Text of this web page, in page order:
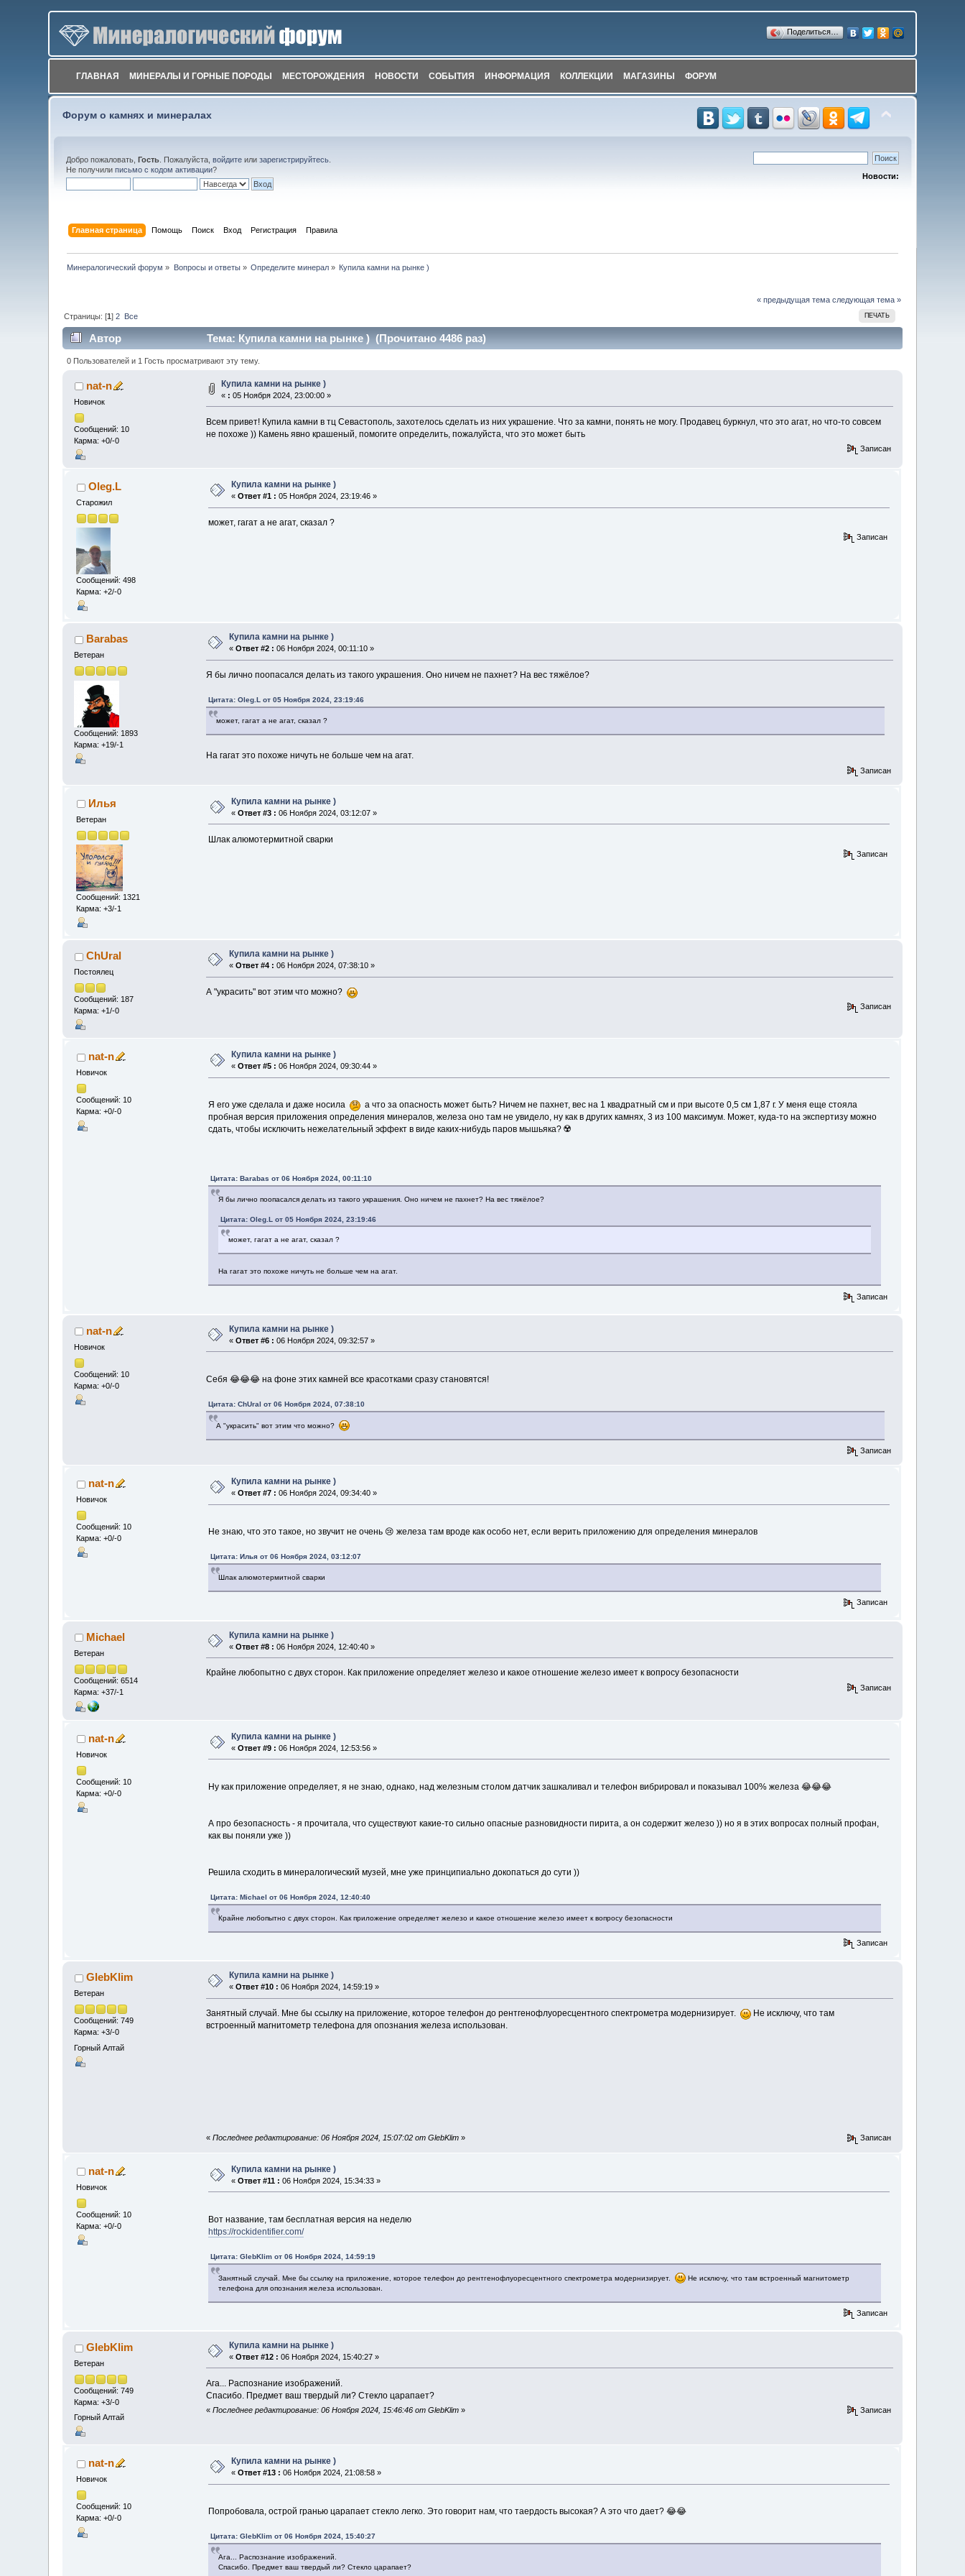
Поделиться…
ГЛАВНАЯ МИНЕРАЛЫ И ГОРНЫЕ ПОРОДЫ МЕСТОРОЖДЕНИЯ НОВОСТИ СОБЫТИЯ ИНФОРМАЦИЯ КОЛЛЕКЦИИ МАГАЗИНЫ ФОРУМ
Форум о камнях и минералах
Добро пожаловать,Гость . Пожалуйста,войдите илизарегистрируйтесь
Не получилиписьмо с кодом активации?
Новости:
Главная страница Помощь Поиск Вход Регистрация Правила
Минералогический форум » Вопросы и ответы» Определите минерал » Купила камни на рынке )
« предыдущая тема следующая тема »
ПЕЧАТЬ
Страницы: [1]2 Все
Автор Тема: Купила камни на рынке ) (Прочитано 4486 раз)
0 Пользователей и 1 Гость просматривают эту тему.
nat-n
Новичок
Сообщений: 10
Карма: +0/-0
Купила камни на рынке )
« : 05 Ноября 2024, 23:00:00 »
Всем привет! Купила камни в тц Севастополь, захотелось сделать из них украшение. Что за камни, понять не могу. Продавец буркнул, что это агат, но что-то совсем
не похоже )) Камень явно крашеный, помогите определить, пожалуйста, что это может быть
Записан
Oleg.L
Старожил
Сообщений: 498
Карма: +2/-0
Купила камни на рынке )
«Ответ #1 : 05 Ноября 2024, 23:19:46 »
может, гагат а не агат, сказал ?
Записан
Barabas
Ветеран
Сообщений: 1893
Карма: +19/-1
Купила камни на рынке )
«Ответ #2 : 06 Ноября 2024, 00:11:10 »
Я бы лично поопасался делать из такого украшения. Оно ничем не пахнет? На вес тяжёлое?
Цитата: Oleg.L от 05 Ноября 2024, 23:19:46
может, гагат а не агат, сказал ?
На гагат это похоже ничуть не больше чем на агат.
Записан
Илья
Ветеран
Сообщений: 1321
Карма: +3/-1
Купила камни на рынке )
«Ответ #3 : 06 Ноября 2024, 03:12:07 »
Шлак алюмотермитной сварки
Записан
ChUral
Постоялец
Сообщений: 187
Карма: +1/-0
Купила камни на рынке )
«Ответ #4 : 06 Ноября 2024, 07:38:10 »
А "украсить" вот этим что можно?
Записан
nat-n
Новичок
Сообщений: 10
Карма: +0/-0
Купила камни на рынке )
«Ответ #5 : 06 Ноября 2024, 09:30:44 »
Я его уже сделала и даже носила
а что за опасность может быть? Ничем не пахнет, вес на 1 квадратный см и при высоте 0,5 см 1,87 г. У меня еще стояла
пробная версия приложения определения минералов, железа оно там не увидело, ну как в других камнях, 3 из 100 максимум. Может, куда-то на экспертизу можно
сдать, чтобы исключить нежелательный эффект в виде каких-нибудь паров мышьяка? ☢️
Цитата: Barabas от 06 Ноября 2024, 00:11:10
Я бы лично поопасался делать из такого украшения. Оно ничем не пахнет? На вес тяжёлое?
Цитата: Oleg.L от 05 Ноября 2024, 23:19:46
может, гагат а не агат, сказал ?
На гагат это похоже ничуть не больше чем на агат.
Записан
nat-n
Новичок
Сообщений: 10
Карма: +0/-0
Купила камни на рынке )
«Ответ #6 : 06 Ноября 2024, 09:32:57 »
Себя 😂😂😂 на фоне этих камней все красотками сразу становятся!
Цитата: ChUral от 06 Ноября 2024, 07:38:10
А "украсить" вот этим что можно?
Записан
nat-n
Новичок
Сообщений: 10
Карма: +0/-0
Купила камни на рынке )
«Ответ #7 : 06 Ноября 2024, 09:34:40 »
Не знаю, что это такое, но звучит не очень 😢 железа там вроде как особо нет, если верить приложению для определения минералов
Цитата: Илья от 06 Ноября 2024, 03:12:07
Шлак алюмотермитной сварки
Записан
Michael
Ветеран
Сообщений: 6514
Карма: +37/-1
Купила камни на рынке )
«Ответ #8 : 06 Ноября 2024, 12:40:40 »
Крайне любопытно с двух сторон. Как приложение определяет железо и какое отношение железо имеет к вопросу безопасности
Записан
nat-n
Новичок
Сообщений: 10
Карма: +0/-0
Купила камни на рынке )
«Ответ #9 : 06 Ноября 2024, 12:53:56 »
Ну как приложение определяет, я не знаю, однако, над железным столом датчик зашкаливал и телефон вибрировал и показывал 100% железа 😂😂😂
А про безопасность - я прочитала, что существуют какие-то сильно опасные разновидности пирита, а он содержит железо )) но я в этих вопросах полный профан,
как вы поняли уже ))
Решила сходить в минералогический музей, мне уже принципиально докопаться до сути ))
Цитата: Michael от 06 Ноября 2024, 12:40:40
Крайне любопытно с двух сторон. Как приложение определяет железо и какое отношение железо имеет к вопросу безопасности
Записан
GlebKlim
Ветеран
Сообщений: 749
Карма: +3/-0
Горный Алтай
Купила камни на рынке )
«Ответ #10 : 06 Ноября 2024, 14:59:19 »
Занятный случай. Мне бы ссылку на приложение, которое телефон до рентгенофлуоресцентного спектрометра модернизирует.
Не исключу, что там
встроенный магнитометр телефона для опознания железа использован.
« Последнее редактирование: 06 Ноября 2024, 15:07:02 от GlebKlim» Записан
nat-n
Новичок
Сообщений: 10
Карма: +0/-0
Купила камни на рынке )
«Ответ #11 : 06 Ноября 2024, 15:34:33 »
Вот название, там бесплатная версия на неделю
https://rockidentifier.com/
Цитата: GlebKlim от 06 Ноября 2024, 14:59:19
Занятный случай. Мне бы ссылку на приложение, которое телефон до рентгенофлуоресцентного спектрометра модернизирует.
Не исключу, что там встроенный магнитометр
телефона для опознания железа использован.
Записан
GlebKlim
Ветеран
Сообщений: 749
Карма: +3/-0
Горный Алтай
Купила камни на рынке )
«Ответ #12 : 06 Ноября 2024, 15:40:27 »
Ага... Распознание изображений.
Спасибо. Предмет ваш твердый ли? Стекло царапает?
« Последнее редактирование: 06 Ноября 2024, 15:46:46 от GlebKlim» Записан
nat-n
Новичок
Сообщений: 10
Карма: +0/-0
Купила камни на рынке )
«Ответ #13 : 06 Ноября 2024, 21:08:58 »
Попробовала, острой гранью царапает стекло легко. Это говорит нам, что таердость высокая? А это что дает? 😂😂
Цитата: GlebKlim от 06 Ноября 2024, 15:40:27
Ага... Распознание изображений.
Спасибо. Предмет ваш твердый ли? Стекло царапает?